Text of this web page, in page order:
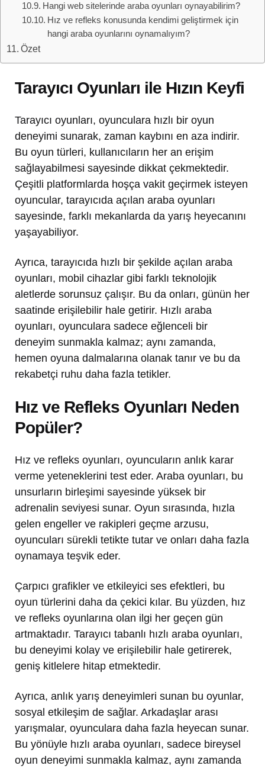
Hangi web sitelerinde araba oyunları oynayabilirim?
Hız ve refleks konusunda kendimi geliştirmek için
hangi araba oyunlarını oynamalıyım?
Özet
Tarayıcı Oyunları ile Hızın Keyfi
Tarayıcı oyunları, oyunculara hızlı bir oyun
deneyimi sunarak, zaman kaybını en aza indirir.
Bu oyun türleri, kullanıcıların her an erişim
sağlayabilmesi sayesinde dikkat çekmektedir.
Çeşitli platformlarda hoşça vakit geçirmek isteyen
oyuncular, tarayıcıda açılan araba oyunları
sayesinde, farklı mekanlarda da yarış heyecanını
yaşayabiliyor.
Ayrıca, tarayıcıda hızlı bir şekilde açılan araba
oyunları, mobil cihazlar gibi farklı teknolojik
aletlerde sorunsuz çalışır. Bu da onları, günün her
saatinde erişilebilir hale getirir. Hızlı araba
oyunları, oyunculara sadece eğlenceli bir
deneyim sunmakla kalmaz; aynı zamanda,
hemen oyuna dalmalarına olanak tanır ve bu da
rekabetçi ruhu daha fazla tetikler.
Hız ve Refleks Oyunları Neden
Popüler?
Hız ve refleks oyunları, oyuncuların anlık karar
verme yeteneklerini test eder. Araba oyunları, bu
unsurların birleşimi sayesinde yüksek bir
adrenalin seviyesi sunar. Oyun sırasında, hızla
gelen engeller ve rakipleri geçme arzusu,
oyuncuları sürekli tetikte tutar ve onları daha fazla
oynamaya teşvik eder.
Çarpıcı grafikler ve etkileyici ses efektleri, bu
oyun türlerini daha da çekici kılar. Bu yüzden, hız
ve refleks oyunlarına olan ilgi her geçen gün
artmaktadır. Tarayıcı tabanlı hızlı araba oyunları,
bu deneyimi kolay ve erişilebilir hale getirerek,
geniş kitlelere hitap etmektedir.
Ayrıca, anlık yarış deneyimleri sunan bu oyunlar,
sosyal etkileşim de sağlar. Arkadaşlar arası
yarışmalar, oyunculara daha fazla heyecan sunar.
Bu yönüyle hızlı araba oyunları, sadece bireysel
oyun deneyimi sunmakla kalmaz, aynı zamanda